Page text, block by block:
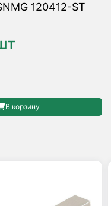
120412-ST
В корзину